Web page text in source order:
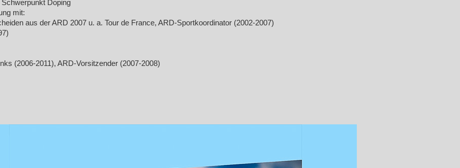
Doping
mit:
aus der ARD 2007 u. a. Tour de France, ARD-Sportkoordinator (2002-2007)
(2006-2011), ARD-Vorsitzender (2007-2008)